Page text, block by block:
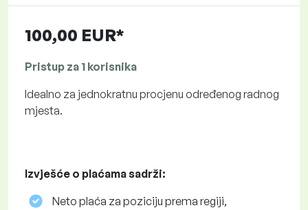
100,00 EUR*
Pristup za 1 korisnika
Idealno za jednokratnu procjenu određenog radnog
mjesta.
Izvješće o plaćama sadrži:
Neto plaća za poziciju prema regiji,